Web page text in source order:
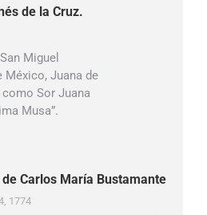
de la Cruz.
Miguel
México, Juana de
Sor Juana
Musa”.
Carlos María Bustamante
1774